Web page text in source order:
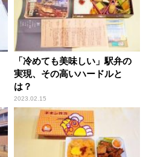
「冷めても美味しい」駅弁の
実現、その高いハードルと
は？
2023.02.15